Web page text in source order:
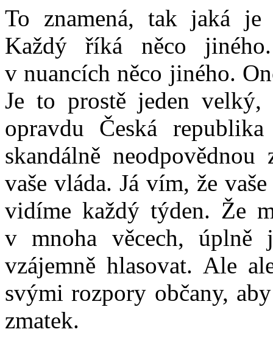
To znamená, tak jaká je
Každý říká něco
v nuancích něco jiného.
Je to prostě jeden
opravdu Česká
skandálně
vaše vláda. Já vím, že
vidíme každý týden. Že
v mnoha věcech, úplně
vzájemně hlasovat. Ale
svými rozpory občany,
zmatek.